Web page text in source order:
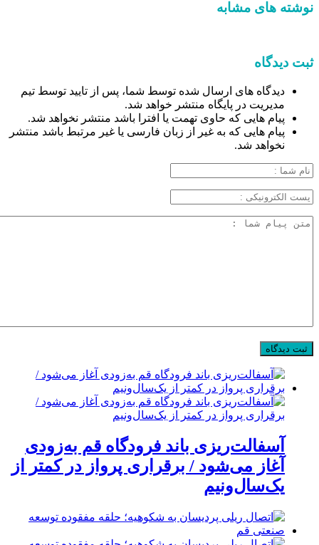
نوشته های مشابه
ثبت دیدگاه
دیدگاه های ارسال شده توسط شما، پس از تایید توسط تیم
مدیریت در پایگاه منتشر خواهد شد.
پیام هایی که حاوی تهمت یا افترا باشد منتشر نخواهد شد.
پیام هایی که به غیر از زبان فارسی یا غیر مرتبط باشد منتشر
نخواهد شد.
آسفالت‌ریزی باند فرودگاه قم به‌زودی
آغاز می‌شود / برقراری پرواز در کمتر از
یک‌سال‌ونیم